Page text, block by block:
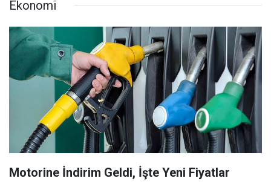
Ekonomi
Motorine İndirim Geldi, İşte Yeni Fiyatlar